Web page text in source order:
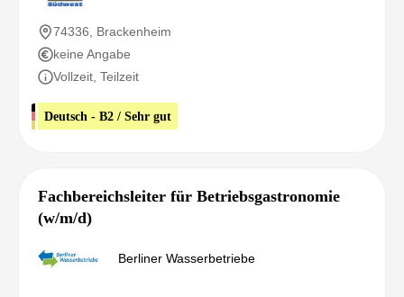
74336, Brackenheim
keine Angabe
Vollzeit, Teilzeit
Deutsch - B2 / Sehr gut
Fachbereichsleiter für Betriebsgastronomie
(w/m/d)
Berliner Wasserbetriebe